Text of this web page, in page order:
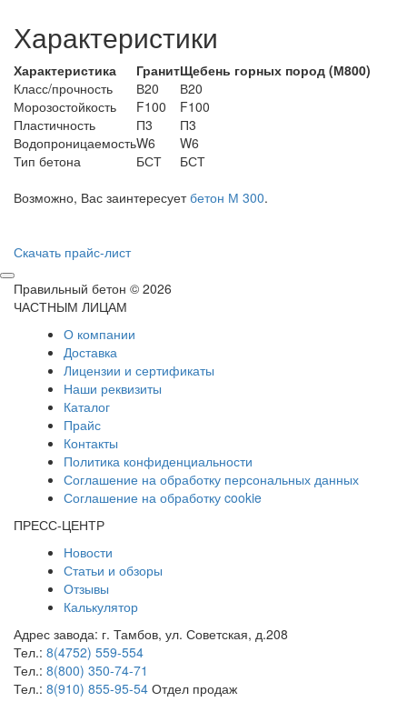
Характеристики
Характеристика ГранитЩебень горных пород (М800)
Класс/прочность
В20
В20
Морозостойкость
F100
F100
Пластичность
П3
П3
ВодопроницаемостьW6
W6
Тип бетона
БСТ
БСТ
Возможно, Вас заинтересуетбетон М 300.
Скачать прайс-лист
Правильный бетон © 2026
ЧАСТНЫМ ЛИЦАМ
О компании
Доставка
Лицензии и сертификаты
Наши реквизиты
Каталог
Прайс
Контакты
Политика конфиденциальности
Соглашение на обработку персональных данных
Соглашение на обработку cookie
ПРЕСС-ЦЕНТР
Новости
Статьи и обзоры
Отзывы
Калькулятор
Адрес завода: г. Тамбов, ул. Советская, д.208
Тел.: 8(4752) 559-554
Тел.: 8(800) 350-74-71
Тел.: 8(910) 855-95-54 Отдел продаж